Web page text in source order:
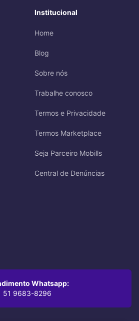
Institucional
Home
Blog
Sobre nós
Trabalhe conosco
Termos e Privacidade
Termos Marketplace
Seja Parceiro Mobills
Central de Denúncias
Whatsapp:
51 9683-8296